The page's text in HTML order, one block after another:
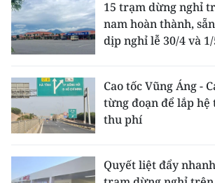
Bắc Trung Bộ
Nguyên
Đông Nam Bộ
Đồng bằng sông Cửu Long
Chuyên trang Hà Nội
15 trạm dừng nghỉ
nam hoàn thành,
dịp nghỉ lễ 30/4 và
Cao tốc Vũng Áng -
từng đoạn để lắp hệ
thu phí
Quyết liệt đẩy